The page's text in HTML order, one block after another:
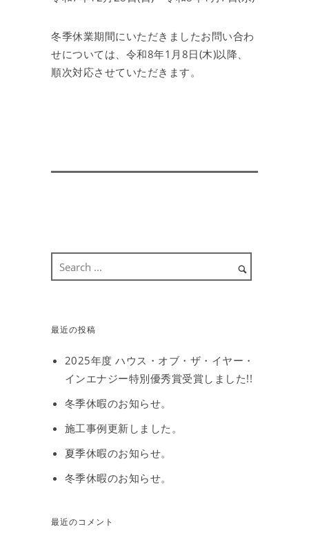
冬季休業期間にいただきましたお問い合わ
せについては、令和8年1月8日(木)以降、
順次対応させていただきます。
最近の投稿
2025年度 ハウス・オブ・ザ・イヤー・
インエナジー特別優秀賞受賞しました!!
冬季休暇のお知らせ。
施工事例更新しました。
夏季休暇のお知らせ。
冬季休暇のお知らせ。
最近のコメント